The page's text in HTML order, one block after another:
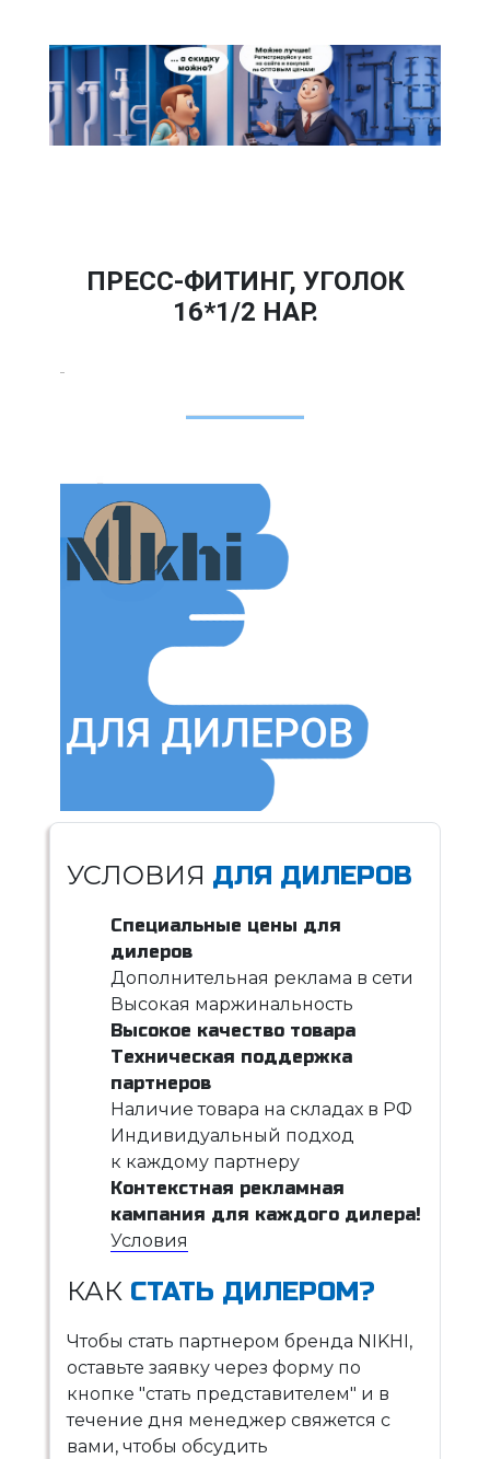
ПРЕСС-ФИТИНГ, УГОЛОК
16*1/2 НАР.
УСЛОВИЯ ДЛЯ ДИЛЕРОВ
Специальные цены для
дилеров
Дополнительная реклама в сети
Высокая маржинальность
Высокое качество товара
Техническая поддержка
партнеров
Наличие товара на складах в РФ
Индивидуальный подход
к каждому партнеру
Контекстная рекламная
кампания для каждого дилера!
Условия
КАК СТАТЬ ДИЛЕРОМ?
Чтобы стать партнером бренда NIKHI,
оставьте заявку через форму по
кнопке "стать представителем" и в
течение дня менеджер свяжется с
вами, чтобы обсудить